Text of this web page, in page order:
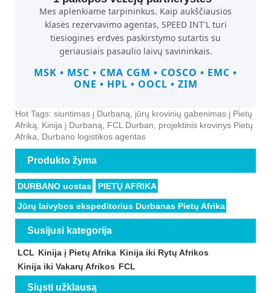
Mes aplenkiame tarpininkus. Kaip aukščiausios
klasės rezervavimo agentas, SPEED INT'L turi
tiesiogines erdvės paskirstymo sutartis su
geriausiais pasaulio laivų savininkais.
MSK • MSC • CMA CGM • COSCO • EMC •
ONE • HPL • OOCL • ZIM
Hot Tags: siuntimas į Durbaną, jūrų krovinių gabenimas į Pietų
Afriką, Kinija į Durbaną, FCL Durban, projektinis krovinys Pietų
Afrika, Durbano logistikos agentas
Produkto žyma
DURBANO uostas PIETŲ AFRIKA
Jūrų laivybos ekspeditorius Durbanas Pietų Afrika
Susijusi kategorija
LCL Kinija į Pietų Afrika Kinija iki Rytų Afrikos
Kinija iki Vakarų Afrikos FCL
Siųsti užklausą